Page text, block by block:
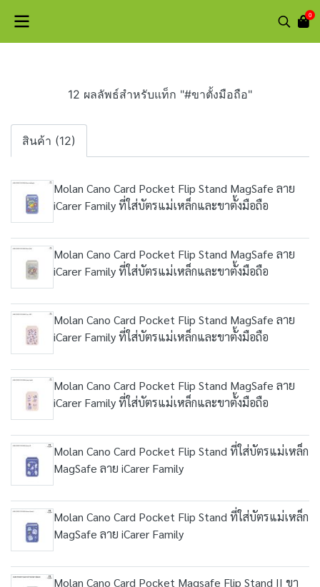
0
12 ผลลัพธ์สำหรับแท็ก "#ขาตั้งมือถือ"
สินค้า (12)
Molan Cano Card Pocket Flip Stand MagSafe ลาย
iCarer Family ที่ใส่บัตรแม่เหล็กและขาตั้งมือถือ
Molan Cano Card Pocket Flip Stand MagSafe ลาย
iCarer Family ที่ใส่บัตรแม่เหล็กและขาตั้งมือถือ
Molan Cano Card Pocket Flip Stand MagSafe ลาย
iCarer Family ที่ใส่บัตรแม่เหล็กและขาตั้งมือถือ
Molan Cano Card Pocket Flip Stand MagSafe ลาย
iCarer Family ที่ใส่บัตรแม่เหล็กและขาตั้งมือถือ
Molan Cano Card Pocket Flip Stand ที่ใส่บัตรแม่เหล็ก
MagSafe ลาย iCarer Family
Molan Cano Card Pocket Flip Stand ที่ใส่บัตรแม่เหล็ก
MagSafe ลาย iCarer Family
Molan Cano Card Pocket Magsafe Flip Stand II ขา